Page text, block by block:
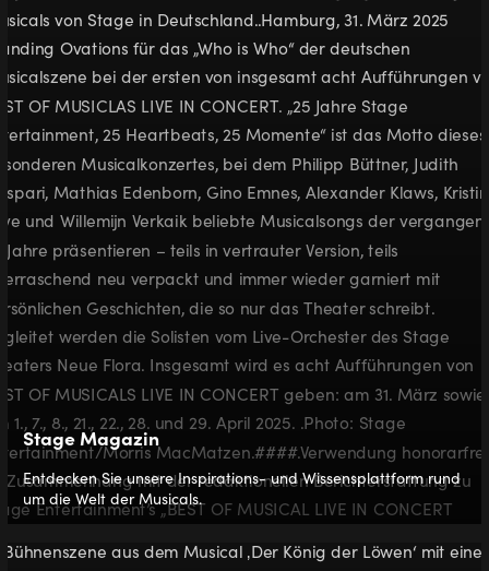
Stage Magazin
Entdecken Sie unsere Inspirations- und Wissensplattform rund
um die Welt der Musicals.